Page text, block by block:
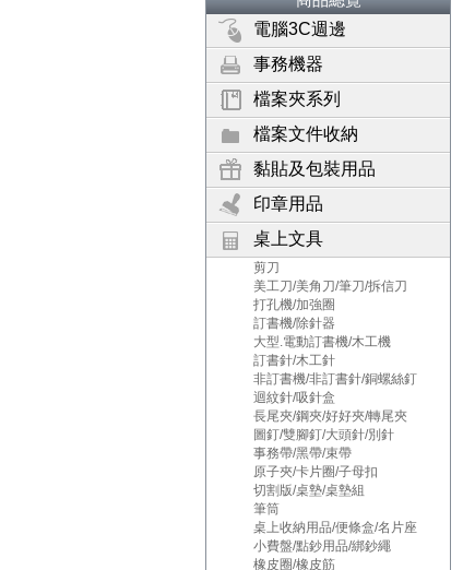
電腦3C週邊
事務機器
檔案夾系列
檔案文件收納
黏貼及包裝用品
印章用品
桌上文具
剪刀
美工刀/美角刀/筆刀/拆信刀
打孔機/加強圈
訂書機/除針器
大型.電動訂書機/木工機
訂書針/木工針
非訂書機/非訂書針/銅螺絲釘
迴紋針/吸針盒
長尾夾/鋼夾/好好夾/轉尾夾
圖釘/雙腳釘/大頭針/別針
事務帶/黑帶/束帶
原子夾/卡片圈/子母扣
切割版/桌墊/桌墊組
筆筒
桌上收納用品/便條盒/名片座
小費盤/點鈔用品/綁鈔繩
橡皮圈/橡皮筋